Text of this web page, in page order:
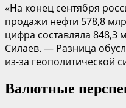
«На конец сентября
продажи нефти 578,8
цифра составляла
Силаев. — Разница
из-за геополитической
Валютные